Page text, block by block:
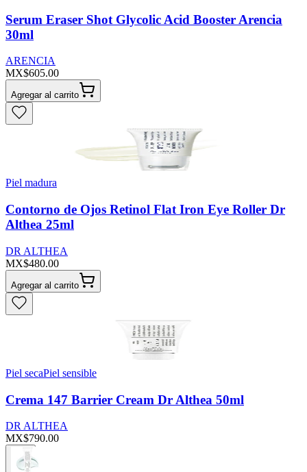
Serum Eraser Shot Glycolic Acid Booster Arencia
30ml
ARENCIA
MX$605.00
Agregar al carrito
Piel madura
Contorno de Ojos Retinol Flat Iron Eye Roller Dr
Althea 25ml
DR ALTHEA
MX$480.00
Agregar al carrito
Piel secaPiel sensible
Crema 147 Barrier Cream Dr Althea 50ml
DR ALTHEA
MX$790.00